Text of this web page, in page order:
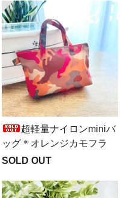
超軽量ナイロンminiバ
ッグ＊オレンジカモフラ
SOLD OUT